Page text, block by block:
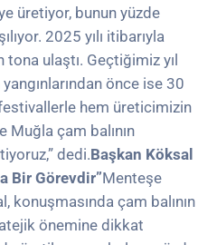
üretiyor, bunun yüzde
2025 yılı itibarıyla
ulaştı. Geçtiğimiz yıl
önce ise 30
hem üreticimizin
Muğla çam balının
dedi.Başkan Köksal
Bir Görevdir”Menteşe
konuşmasında çam balının
önemine dikkat